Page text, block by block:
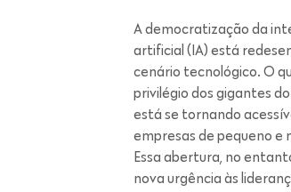
A democratização da
artificial (IA) está
cenário tecnológico. O
privilégio dos gigantes
está se tornando
empresas de pequeno e
Essa abertura, no
nova urgência às